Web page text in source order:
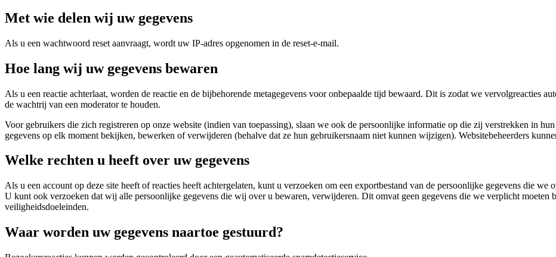
Met wie delen wij uw gegevens
Als u een wachtwoord reset aanvraagt, wordt uw IP-adres opgenomen in de reset-e-mail.
Hoe lang wij uw gegevens bewaren
Als u een reactie achterlaat, worden de reactie en de bijbehorende metagegevens voor onbepaalde tijd bewaard. Dit is zodat we vervolgreacties
de wachtrij van een moderator te houden.
Voor gebruikers die zich registreren op onze website (indien van toepassing), slaan we ook de persoonlijke informatie op die zij verstrekken in
gegevens op elk moment bekijken, bewerken of verwijderen (behalve dat ze hun gebruikersnaam niet kunnen wijzigen). Websitebeheerders
Welke rechten u heeft over uw gegevens
Als u een account op deze site heeft of reacties heeft achtergelaten, kunt u verzoeken om een ​​exportbestand van de persoonlijke gegevens die
U kunt ook verzoeken dat wij alle persoonlijke gegevens die wij over u bewaren, verwijderen. Dit omvat geen gegevens die we verplicht moeten
veiligheidsdoeleinden.
Waar worden uw gegevens naartoe gestuurd?